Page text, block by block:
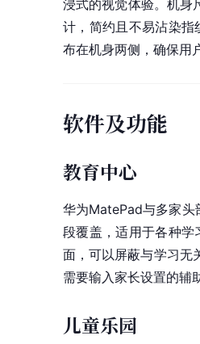
浸式的视觉体验。机
计，简约且不易沾染指
布在机身两侧，确保用
软件及功能
教育中心
华为MatePad与多家头
段覆盖，适用于各种
面，可以屏蔽与学习无
需要输入家长设置的辅
儿童乐园